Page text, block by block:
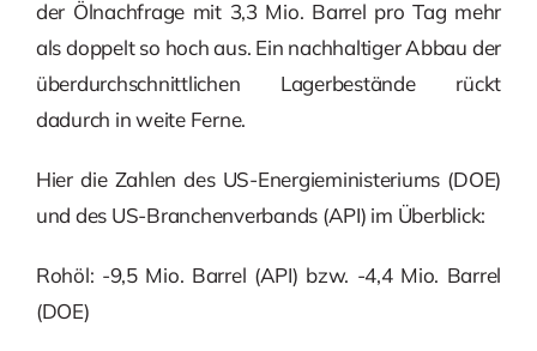
der Ölnachfrage mit 3,3 Mio. Barrel pro Tag mehr
als doppelt so hoch aus. Ein nachhaltiger Abbau der
überdurchschnittlichen Lagerbestände rückt
dadurch in weite Ferne.
Hier die Zahlen des US-Energieministeriums (DOE)
und des US-Branchenverbands (API) im Überblick:
Rohöl: -9,5 Mio. Barrel (API) bzw. -4,4 Mio. Barrel
(DOE)